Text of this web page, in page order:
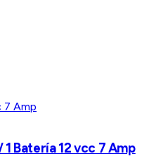
Batería 12 vcc 7 Amp